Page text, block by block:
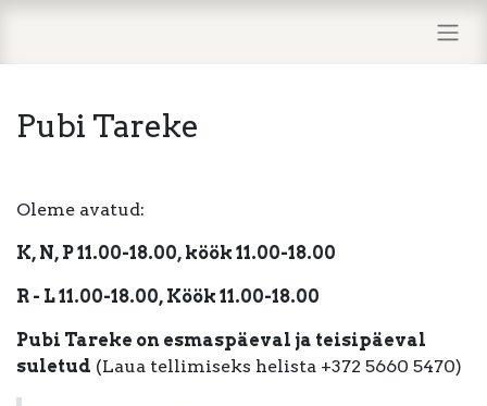
Pubi Tareke
Oleme avatud:
K, N, P 11.00-18.00, köök 11.00-18.00
R - L 11.00-18.00, Köök 11.00-18.00
Pubi Tareke on esmaspäeval ja teisipäeval
suletud (Laua tellimiseks helista +372 5660 5470)